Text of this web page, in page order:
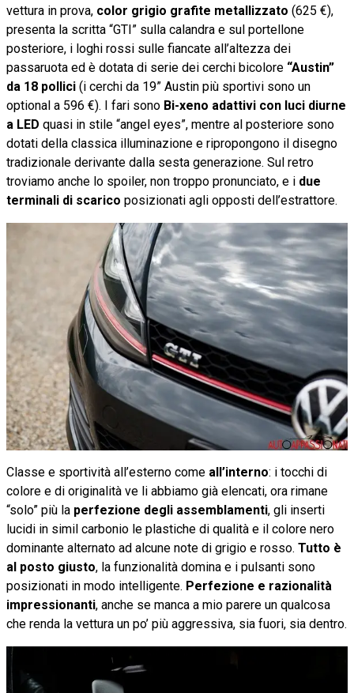
vettura in prova, color grigio grafite metallizzato (625 €),
presenta la scritta “GTI” sulla calandra e sul portellone
posteriore, i loghi rossi sulle fiancate all’altezza dei
passaruota ed è dotata di serie dei cerchi bicolore “Austin”
da 18 pollici (i cerchi da 19” Austin più sportivi sono un
optional a 596 €). I fari sono Bi-xeno adattivi con luci diurne
a LED quasi in stile “angel eyes”, mentre al posteriore sono
dotati della classica illuminazione e ripropongono il disegno
tradizionale derivante dalla sesta generazione. Sul retro
troviamo anche lo spoiler, non troppo pronunciato, e i due
terminali di scarico posizionati agli opposti dell’estrattore.
Classe e sportività all’esterno come all’interno: i tocchi di
colore e di originalità ve li abbiamo già elencati, ora rimane
“solo” più la perfezione degli assemblamenti, gli inserti
lucidi in simil carbonio le plastiche di qualità e il colore nero
dominante alternato ad alcune note di grigio e rosso. Tutto è
al posto giusto, la funzionalità domina e i pulsanti sono
posizionati in modo intelligente. Perfezione e razionalità
impressionanti, anche se manca a mio parere un qualcosa
che renda la vettura un po’ più aggressiva, sia fuori, sia dentro.